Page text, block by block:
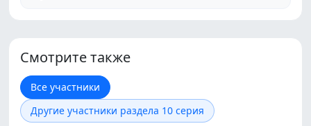
Смотрите также
Все участники
Другие участники раздела 10 серия